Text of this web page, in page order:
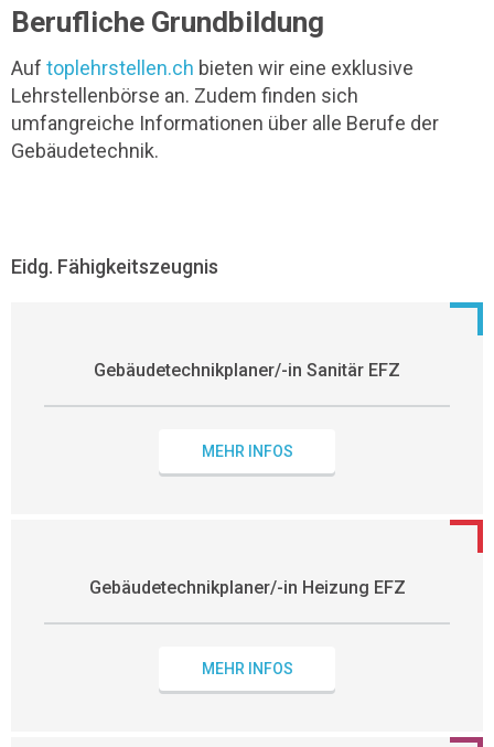
Berufliche Grundbildung
Auf toplehrstellen.ch bieten wir eine exklusive
Lehrstellenbörse an. Zudem finden sich
umfangreiche Informationen über alle Berufe der
Gebäudetechnik.
Eidg. Fähigkeitszeugnis
Gebäudetechnikplaner/-in Sanitär EFZ
MEHR INFOS
Gebäudetechnikplaner/-in Heizung EFZ
MEHR INFOS